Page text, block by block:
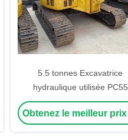
5.5 tonnes Excavatrice
hydraulique utilisée PC55
PC55MR Komatsu Mini
Creuseuse
Obtenez le meilleur prix